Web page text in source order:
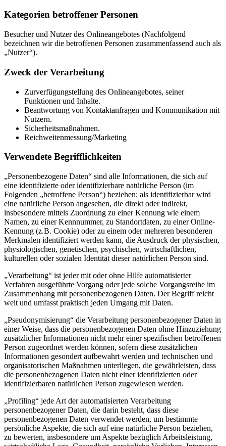
Kategorien betroffener Personen
Besucher und Nutzer des Onlineangebotes (Nachfolgend
bezeichnen wir die betroffenen Personen zusammenfassend auch als
„Nutzer“).
Zweck der Verarbeitung
Zurverfügungstellung des Onlineangebotes, seiner
Funktionen und Inhalte.
Beantwortung von Kontaktanfragen und Kommunikation mit
Nutzern.
Sicherheitsmaßnahmen.
Reichweitenmessung/Marketing
Verwendete Begrifflichkeiten
„Personenbezogene Daten“ sind alle Informationen, die sich auf
eine identifizierte oder identifizierbare natürliche Person (im
Folgenden „betroffene Person“) beziehen; als identifizierbar wird
eine natürliche Person angesehen, die direkt oder indirekt,
insbesondere mittels Zuordnung zu einer Kennung wie einem
Namen, zu einer Kennnummer, zu Standortdaten, zu einer Online-
Kennung (z.B. Cookie) oder zu einem oder mehreren besonderen
Merkmalen identifiziert werden kann, die Ausdruck der physischen,
physiologischen, genetischen, psychischen, wirtschaftlichen,
kulturellen oder sozialen Identität dieser natürlichen Person sind.
„Verarbeitung“ ist jeder mit oder ohne Hilfe automatisierter
Verfahren ausgeführte Vorgang oder jede solche Vorgangsreihe im
Zusammenhang mit personenbezogenen Daten. Der Begriff reicht
weit und umfasst praktisch jeden Umgang mit Daten.
„Pseudonymisierung“ die Verarbeitung personenbezogener Daten in
einer Weise, dass die personenbezogenen Daten ohne Hinzuziehung
zusätzlicher Informationen nicht mehr einer spezifischen betroffenen
Person zugeordnet werden können, sofern diese zusätzlichen
Informationen gesondert aufbewahrt werden und technischen und
organisatorischen Maßnahmen unterliegen, die gewährleisten, dass
die personenbezogenen Daten nicht einer identifizierten oder
identifizierbaren natürlichen Person zugewiesen werden.
„Profiling“ jede Art der automatisierten Verarbeitung
personenbezogener Daten, die darin besteht, dass diese
personenbezogenen Daten verwendet werden, um bestimmte
persönliche Aspekte, die sich auf eine natürliche Person beziehen,
zu bewerten, insbesondere um Aspekte bezüglich Arbeitsleistung,